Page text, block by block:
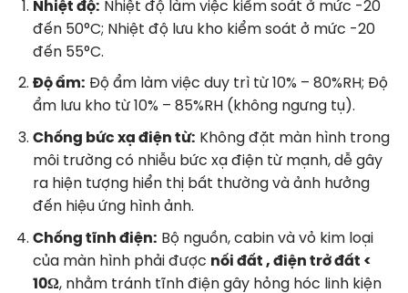
Nhiệt độ: Nhiệt độ làm việc kiểm soát ở mức -20
đến 50°C; Nhiệt độ lưu kho kiểm soát ở mức -20
đến 55°C.
Độ ẩm: Độ ẩm làm việc duy trì từ 10% – 80%RH; Độ
ẩm lưu kho từ 10% – 85%RH (không ngưng tụ).
Chống bức xạ điện từ: Không đặt màn hình trong
môi trường có nhiễu bức xạ điện từ mạnh, dễ gây
ra hiện tượng hiển thị bất thường và ảnh hưởng
đến hiệu ứng hình ảnh.
Chống tĩnh điện: Bộ nguồn, cabin và vỏ kim loại
của màn hình phải được nối đất , điện trở đất <
10Ω, nhằm tránh tĩnh điện gây hỏng hóc linh kiện